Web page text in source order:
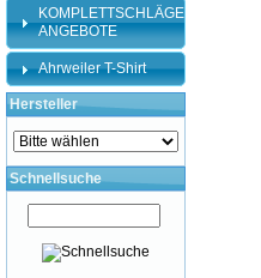
KOMPLETTSCHLÄGER-
ANGEBOTE
Ahrweiler T-Shirt
Hersteller
Schnellsuche